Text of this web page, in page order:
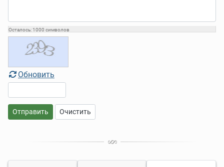
Осталось: 1000 символов
Обновить
Отправить Очистить